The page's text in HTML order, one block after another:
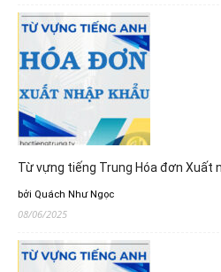
Từ vựng tiếng Trung Hóa đơn Xuất
bởi Quách Như Ngọc
08/06/2025